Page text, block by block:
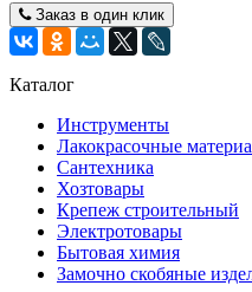
Заказ в один клик
Каталог
Инструменты
Лакокрасочные
Сантехника
Хозтовары
Крепеж строительный
Электротовары
Бытовая химия
Замочно скобяные